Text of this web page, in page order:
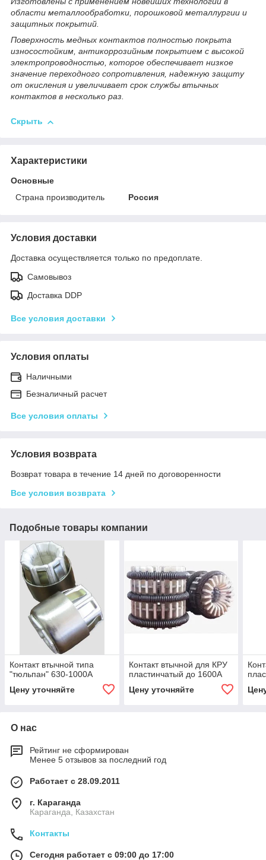
области металлообработки, порошковой металлургии и
защитных покрытий.
Поверхность медных контактов полностью покрыта
износостойким, антикоррозийным покрытием с высокой
электропроводностью, которое обеспечивает низкое
значение переходного сопротивления, надежную защиту
от окисления и увеличивает срок службы втычных
контактов в несколько раз.
Скрыть
Характеристики
Основные
Страна производитель
Россия
Условия доставки
Доставка осуществляется только по предоплате.
Самовывоз
Доставка DDP
Все условия доставки
Условия оплаты
Наличными
Безналичный расчет
Все условия оплаты
Условия возврата
Возврат товара в течение 14 дней по договоренности
Все условия возврата
Подобные товары компании
Контакт втычной типа
"тюльпан" 630-1000А
Цену уточняйте
Контакт втычной для КРУ
пластинчатый до 1600А
Цену уточняйте
О нас
Рейтинг не сформирован
Менее 5 отзывов за последний год
Работает с 28.09.2011
г. Караганда
Караганда, Казахстан
Контакты
Сегодня работает с 09:00 до 17:00